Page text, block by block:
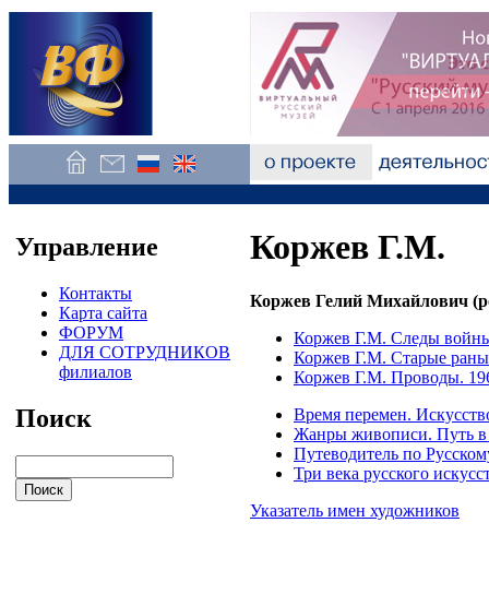
Управление
Контакты
Карта сайта
ФОРУМ
ДЛЯ СОТРУДНИКОВ
филиалов
Поиск
Коржев Г.М.
Коржев Гелий Михайлович
Коржев Г.М. Следы
Коржев Г.М. Старые
Коржев Г.М. Проводы.
Время перемен.
Жанры живописи. Путь в
Путеводитель по
Три века русского
Указатель имен художников